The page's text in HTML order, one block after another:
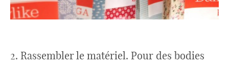
2. Rassembler le matériel. Pour des bodies